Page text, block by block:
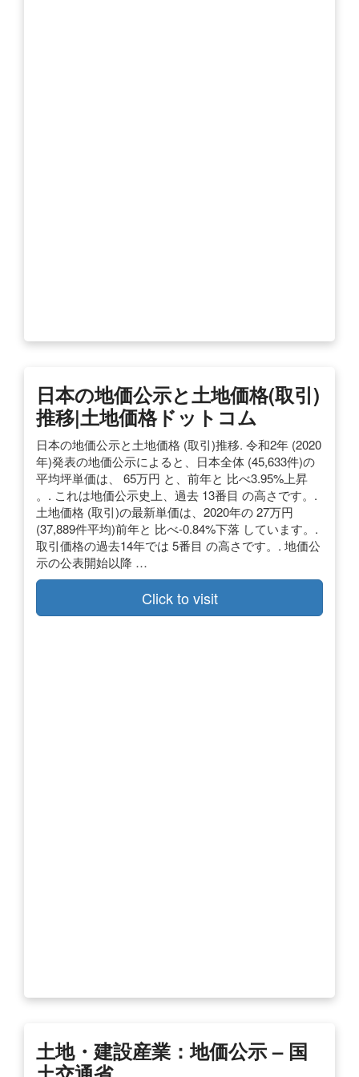
日本の地価公示と土地価格(取引)
推移|土地価格ドットコム
日本の地価公示と土地価格 (取引)推移. 令和2年 (2020
年)発表の地価公示によると、日本全体 (45,633件)の
平均坪単価は、 65万円 と、前年と 比べ3.95%上昇
。. これは地価公示史上、過去 13番目 の高さです。.
土地価格 (取引)の最新単価は、2020年の 27万円
(37,889件平均)前年と 比べ-0.84%下落 しています。.
取引価格の過去14年では 5番目 の高さです。. 地価公
示の公表開始以降 …
Click to visit
土地・建設産業：地価公示 – 国